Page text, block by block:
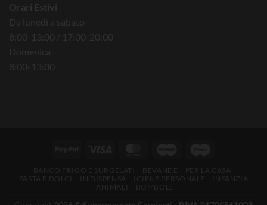
Orari Estivi
Da lunedì a sabato
8:00-13:00 / 17:00-20:00
Domenica
8:00-13:00